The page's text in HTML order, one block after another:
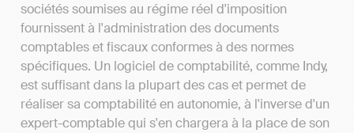
sociétés soumises au régime réel d'imposition
fournissent à l'administration des documents
comptables et fiscaux conformes à des normes
spécifiques. Un logiciel de comptabilité, comme Indy,
est suffisant dans la plupart des cas et permet de
réaliser sa comptabilité en autonomie, à l'inverse d'un
expert-comptable qui s'en chargera à la place de son